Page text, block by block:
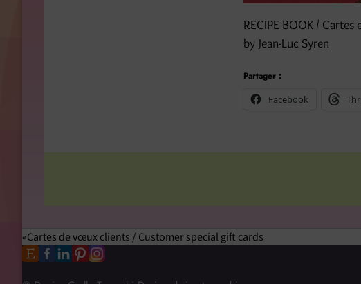
RECIPE BOOK /
by Jean-Luc Syren
Partager :
Facebook
Cartes de vœux clients / Customer special gift cards